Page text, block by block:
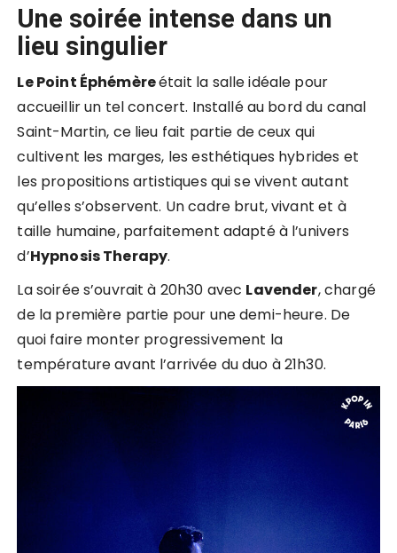
Une soirée intense dans un
lieu singulier
Le Point Éphémèreétait la salle idéale pour
accueillir un tel concert. Installé au bord du canal
Saint-Martin, ce lieu fait partie de ceux qui
cultivent les marges, les esthétiques hybrides et
les propositions artistiques qui se vivent autant
qu’elles s’observent. Un cadre brut, vivant et à
taille humaine, parfaitement adapté à l’univers
d’Hypnosis Therapy.
La soirée s’ouvrait à 20h30 avec Lavender, chargé
de la première partie pour une demi-heure. De
quoi faire monter progressivement la
température avant l’arrivée du duo à 21h30.